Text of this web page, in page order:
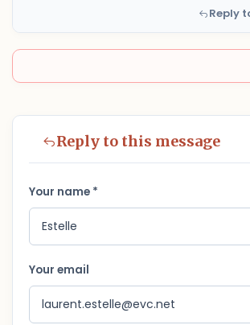
Reply
Reply to this message
Your name *
Your email